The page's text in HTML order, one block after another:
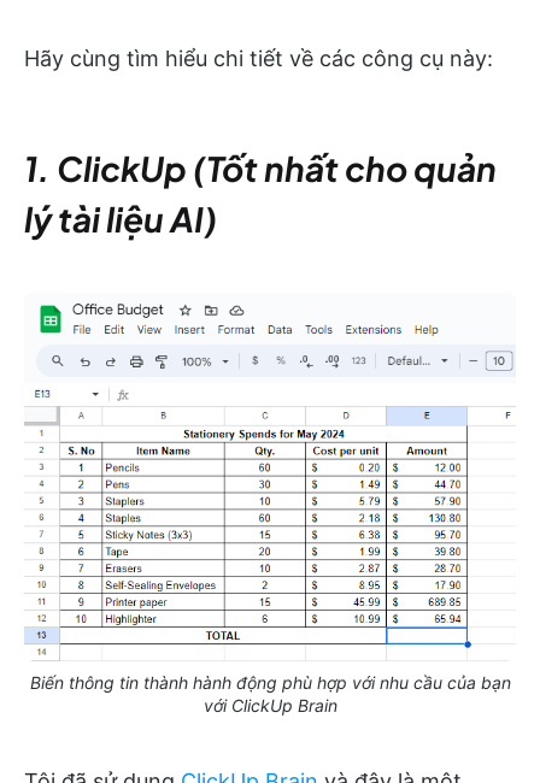
Hãy cùng tìm hiểu chi tiết về các công cụ này:
1. ClickUp (Tốt nhất cho quản
lý tài liệu AI)
Biến thông tin thành hành động phù hợp với nhu cầu của bạn
với ClickUp Brain